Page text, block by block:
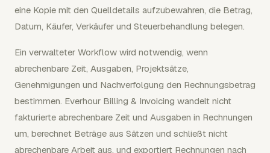
eine Kopie mit den Quelldetails aufzubewahren, die Betrag,
Datum, Käufer, Verkäufer und Steuerbehandlung belegen.
Ein verwalteter Workflow wird notwendig, wenn
abrechenbare Zeit, Ausgaben, Projektsätze,
Genehmigungen und Nachverfolgung den Rechnungsbetrag
bestimmen. Everhour Billing & Invoicing wandelt nicht
fakturierte abrechenbare Zeit und Ausgaben in Rechnungen
um, berechnet Beträge aus Sätzen und schließt nicht
abrechenbare Arbeit aus, und exportiert Rechnungen nach